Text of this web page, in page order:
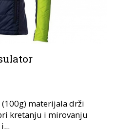
materijala drži
kretanju i mirovanju